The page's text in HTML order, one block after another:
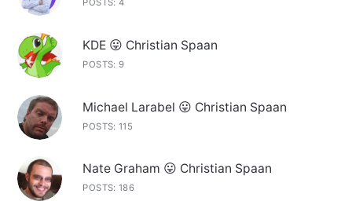
POSTS: 4
KDE 😛 Christian Spaan
POSTS: 9
Michael Larabel 😛 Christian Spaan
POSTS: 115
Nate Graham 😛 Christian Spaan
POSTS: 186